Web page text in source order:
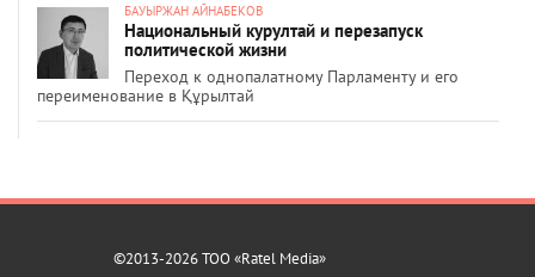
БАУЫРЖАН АЙНАБЕКОВ
Национальный курултай и перезапуск
политической жизни
Переход к однопалатному Парламенту и его
переименование в Құрылтай
©2013-2026 ТОО «Ratel Media»